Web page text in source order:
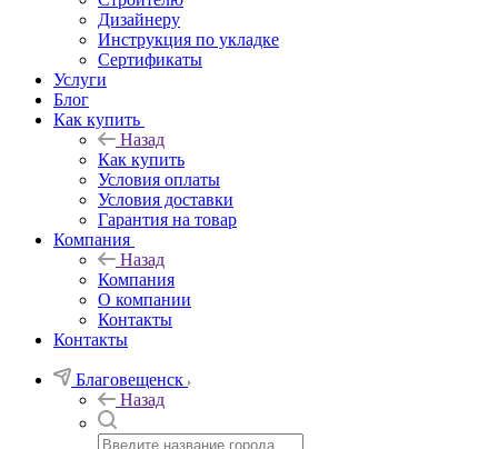
Дизайнеру
Инструкция по укладке
Сертификаты
Услуги
Блог
Как купить
Назад
Как купить
Условия оплаты
Условия доставки
Гарантия на товар
Компания
Назад
Компания
О компании
Контакты
Контакты
Благовещенск
Назад